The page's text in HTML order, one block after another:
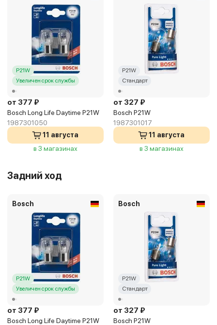
P21W
Увеличен срок службы
от 377 ₽
Bosch Long Life Daytime P21W
1987301050
11 августа
в 3 магазинах
P21W
Стандарт
от 327 ₽
Bosch P21W
1987301017
11 августа
в 3 магазинах
Задний ход
Bosch
P21W
Увеличен срок службы
от 377 ₽
Bosch Long Life Daytime P21W
Bosch
P21W
Стандарт
от 327 ₽
Bosch P21W